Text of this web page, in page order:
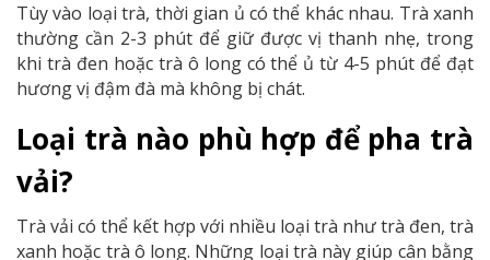
Tùy vào loại trà, thời gian ủ có thể khác nhau. Trà xanh
thường cần 2-3 phút để giữ được vị thanh nhẹ, trong
khi trà đen hoặc trà ô long có thể ủ từ 4-5 phút để đạt
hương vị đậm đà mà không bị chát.
Loại trà nào phù hợp để pha trà
vải?
Trà vải có thể kết hợp với nhiều loại trà như trà đen, trà
xanh hoặc trà ô long. Những loại trà này giúp cân bằng